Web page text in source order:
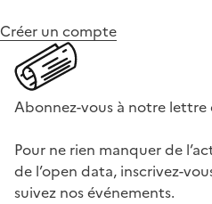
Créer un compte
Abonnez-vous à notre
Pour ne rien manquer de
de l’open data, inscrivez-
suivez nos événements.